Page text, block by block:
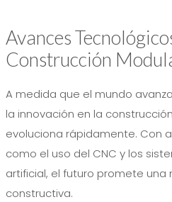
Avances
Construcción
A medida que el mundo
la innovación en la
evoluciona rápidamente. Con
como el uso del CNC y los
artificial, el futuro promete una
constructiva.